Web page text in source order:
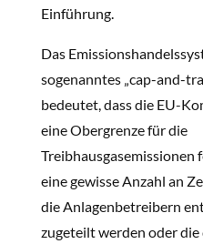
Einführung.
Das
sogenanntes „cap-and-
bedeutet, dass die EU-
eine Obergrenze für die
Treibhausgasemissionen
eine gewisse Anzahl an
die Anlagenbetreibern
zugeteilt werden oder die